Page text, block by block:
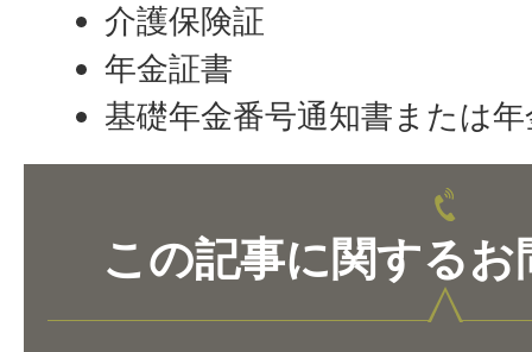
介護保険証
年金証書
基礎年金番号通知書または
この記事に関するお